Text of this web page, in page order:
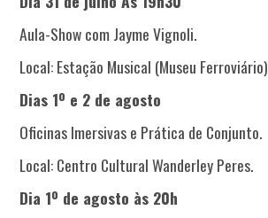
Aula-Show com Jayme Vignoli.
Local: Estação Musical (Museu Ferroviário)
Dias 1º e 2 de agosto
Oficinas Imersivas e Prática de Conjunto.
Local: Centro Cultural Wanderley Peres.
Dia 1º de agosto às 20h